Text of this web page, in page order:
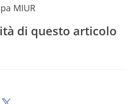
MIUR
di questo articolo